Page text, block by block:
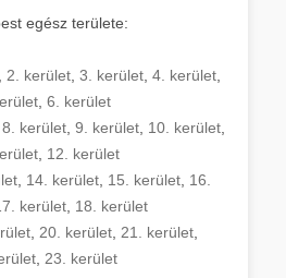
egész területe:
2. kerület 3. kerület 4. kerület
6. kerület
8. kerület 9. kerület 10. kerület
, 12. kerület
, 14. kerület, 15. kerület, 16.
kerület, 18. kerület
, 20. kerület, 21. kerület,
23. kerület